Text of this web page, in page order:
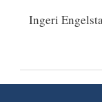
Ingeri